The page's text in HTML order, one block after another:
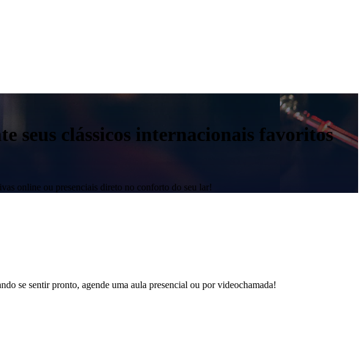
seus clássicos internacionais favoritos
online ou presenciais direto no conforto do seu lar!
se sentir pronto, agende uma aula presencial ou por videochamada!